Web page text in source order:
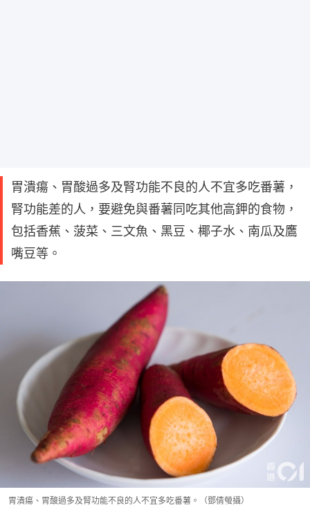
胃潰瘍、胃酸過多及腎功能不良的人不宜多吃番薯，
腎功能差的人，要避免與番薯同吃其他高鉀的食物，
包括香蕉、菠菜、三文魚、黑豆、椰子水、南瓜及鷹
嘴豆等。
胃潰瘍、胃酸過多及腎功能不良的人不宜多吃番薯。（鄧倩螢攝）